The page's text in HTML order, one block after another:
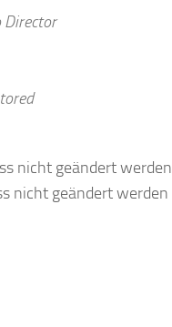
Director
nicht geändert werden
nicht geändert werden